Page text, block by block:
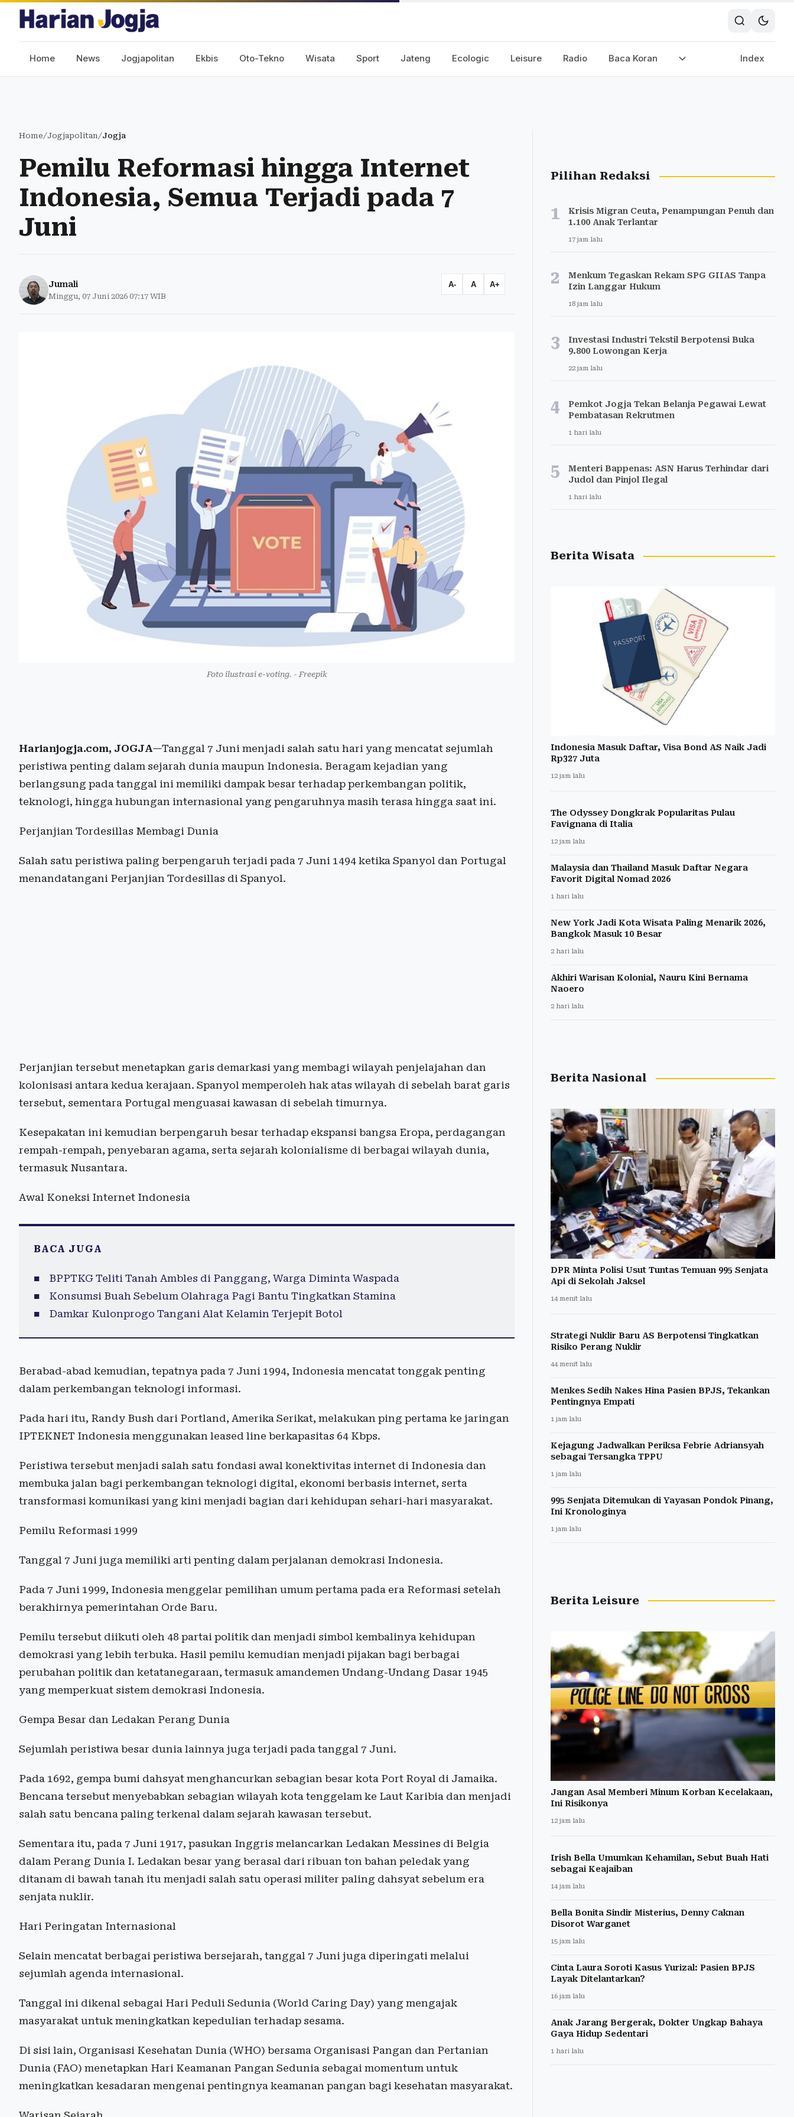
Home News Jogjapolitan Ekbis Oto-Tekno Wisata Sport Jateng Ecologic Leisure Radio Baca Koran Index
Home/Jogjapolitan/Jogja
Pemilu Reformasi hingga Internet
Indonesia, Semua Terjadi pada 7
Juni
Jumali
Minggu, 07 Juni 2026 07:17 WIB
A- A A+
Foto ilustrasi e-voting. - Freepik
Harianjogja.com, JOGJA—Tanggal 7 Juni menjadi salah satu hari yang mencatat sejumlah
peristiwa penting dalam sejarah dunia maupun Indonesia. Beragam kejadian yang
berlangsung pada tanggal ini memiliki dampak besar terhadap perkembangan politik,
teknologi, hingga hubungan internasional yang pengaruhnya masih terasa hingga saat ini.
Perjanjian Tordesillas Membagi Dunia
Salah satu peristiwa paling berpengaruh terjadi pada 7 Juni 1494 ketika Spanyol dan Portugal
menandatangani Perjanjian Tordesillas di Spanyol.
Perjanjian tersebut menetapkan garis demarkasi yang membagi wilayah penjelajahan dan
kolonisasi antara kedua kerajaan. Spanyol memperoleh hak atas wilayah di sebelah barat garis
tersebut, sementara Portugal menguasai kawasan di sebelah timurnya.
Kesepakatan ini kemudian berpengaruh besar terhadap ekspansi bangsa Eropa, perdagangan
rempah-rempah, penyebaran agama, serta sejarah kolonialisme di berbagai wilayah dunia,
termasuk Nusantara.
Awal Koneksi Internet Indonesia
BACA JUGA
BPPTKG Teliti Tanah Ambles di Panggang, Warga Diminta Waspada
Konsumsi Buah Sebelum Olahraga Pagi Bantu Tingkatkan Stamina
Damkar Kulonprogo Tangani Alat Kelamin Terjepit Botol
Berabad-abad kemudian, tepatnya pada 7 Juni 1994, Indonesia mencatat tonggak penting
dalam perkembangan teknologi informasi.
Pada hari itu, Randy Bush dari Portland, Amerika Serikat, melakukan ping pertama ke jaringan
IPTEKNET Indonesia menggunakan leased line berkapasitas 64 Kbps.
Peristiwa tersebut menjadi salah satu fondasi awal konektivitas internet di Indonesia dan
membuka jalan bagi perkembangan teknologi digital, ekonomi berbasis internet, serta
transformasi komunikasi yang kini menjadi bagian dari kehidupan sehari-hari masyarakat.
Pemilu Reformasi 1999
Tanggal 7 Juni juga memiliki arti penting dalam perjalanan demokrasi Indonesia.
Pada 7 Juni 1999, Indonesia menggelar pemilihan umum pertama pada era Reformasi setelah
berakhirnya pemerintahan Orde Baru.
Pemilu tersebut diikuti oleh 48 partai politik dan menjadi simbol kembalinya kehidupan
demokrasi yang lebih terbuka. Hasil pemilu kemudian menjadi pijakan bagi berbagai
perubahan politik dan ketatanegaraan, termasuk amandemen Undang-Undang Dasar 1945
yang memperkuat sistem demokrasi Indonesia.
Gempa Besar dan Ledakan Perang Dunia
Sejumlah peristiwa besar dunia lainnya juga terjadi pada tanggal 7 Juni.
Pada 1692, gempa bumi dahsyat menghancurkan sebagian besar kota Port Royal di Jamaika.
Bencana tersebut menyebabkan sebagian wilayah kota tenggelam ke Laut Karibia dan menjadi
salah satu bencana paling terkenal dalam sejarah kawasan tersebut.
Sementara itu, pada 7 Juni 1917, pasukan Inggris melancarkan Ledakan Messines di Belgia
dalam Perang Dunia I. Ledakan besar yang berasal dari ribuan ton bahan peledak yang
ditanam di bawah tanah itu menjadi salah satu operasi militer paling dahsyat sebelum era
senjata nuklir.
Hari Peringatan Internasional
Selain mencatat berbagai peristiwa bersejarah, tanggal 7 Juni juga diperingati melalui
sejumlah agenda internasional.
Tanggal ini dikenal sebagai Hari Peduli Sedunia (World Caring Day) yang mengajak
masyarakat untuk meningkatkan kepedulian terhadap sesama.
Di sisi lain, Organisasi Kesehatan Dunia (WHO) bersama Organisasi Pangan dan Pertanian
Dunia (FAO) menetapkan Hari Keamanan Pangan Sedunia sebagai momentum untuk
meningkatkan kesadaran mengenai pentingnya keamanan pangan bagi kesehatan masyarakat.
Pilihan Redaksi
1
Krisis Migran Ceuta, Penampungan Penuh dan
1.100 Anak Terlantar
17 jam lalu
2
Menkum Tegaskan Rekam SPG GIIAS Tanpa
Izin Langgar Hukum
18 jam lalu
3
Investasi Industri Tekstil Berpotensi Buka
9.800 Lowongan Kerja
22 jam lalu
4
Pemkot Jogja Tekan Belanja Pegawai Lewat
Pembatasan Rekrutmen
1 hari lalu
5
Menteri Bappenas: ASN Harus Terhindar dari
Judol dan Pinjol Ilegal
1 hari lalu
Berita Wisata
Indonesia Masuk Daftar, Visa Bond AS Naik Jadi
Rp327 Juta
12 jam lalu
The Odyssey Dongkrak Popularitas Pulau
Favignana di Italia
12 jam lalu
Malaysia dan Thailand Masuk Daftar Negara
Favorit Digital Nomad 2026
1 hari lalu
New York Jadi Kota Wisata Paling Menarik 2026,
Bangkok Masuk 10 Besar
2 hari lalu
Akhiri Warisan Kolonial, Nauru Kini Bernama
Naoero
2 hari lalu
Berita Nasional
DPR Minta Polisi Usut Tuntas Temuan 995 Senjata
Api di Sekolah Jaksel
14 menit lalu
Strategi Nuklir Baru AS Berpotensi Tingkatkan
Risiko Perang Nuklir
44 menit lalu
Menkes Sedih Nakes Hina Pasien BPJS, Tekankan
Pentingnya Empati
1 jam lalu
Kejagung Jadwalkan Periksa Febrie Adriansyah
sebagai Tersangka TPPU
1 jam lalu
995 Senjata Ditemukan di Yayasan Pondok Pinang,
Ini Kronologinya
1 jam lalu
Berita Leisure
Jangan Asal Memberi Minum Korban Kecelakaan,
Ini Risikonya
12 jam lalu
Irish Bella Umumkan Kehamilan, Sebut Buah Hati
sebagai Keajaiban
14 jam lalu
Bella Bonita Sindir Misterius, Denny Caknan
Disorot Warganet
15 jam lalu
Cinta Laura Soroti Kasus Yurizal: Pasien BPJS
Layak Ditelantarkan?
16 jam lalu
Anak Jarang Bergerak, Dokter Ungkap Bahaya
Gaya Hidup Sedentari
1 hari lalu